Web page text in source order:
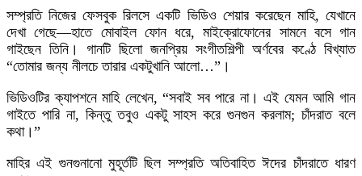
সম্প্রতি নিজের ফেসবুক রিলসে একটি ভিডিও শেয়ার করেছেন মাহি, যেখানে
দেখা গেছে—হাতে মোবাইল ফোন ধরে, মাইক্রোফোনের সামনে বসে গান
গাইছেন তিনি। গানটি ছিলো জনপ্রিয় সংগীতশিল্পী অর্ণবের কণ্ঠে বিখ্যাত
“তোমার জন্য নীলচে তারার একটুখানি আলো…”।
ভিডিওটির ক্যাপশনে মাহি লেখেন, “সবাই সব পারে না। এই যেমন আমি গান
গাইতে পারি না, কিন্তু তবুও একটু সাহস করে গুনগুন করলাম; চাঁদরাত বলে
কথা।”
মাহির এই গুনগুনানো মুহূর্তটি ছিল সম্প্রতি অতিবাহিত ঈদের চাঁদরাতে ধারণ